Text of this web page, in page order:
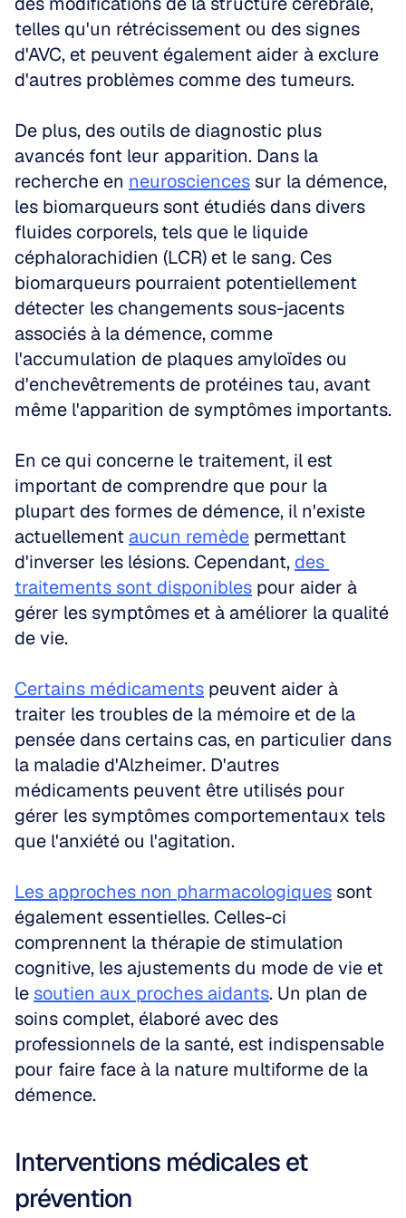
telles qu'un rétrécissement ou des signes
d'AVC, et peuvent également aider à exclure
d'autres problèmes comme des tumeurs.
De plus, des outils de diagnostic plus
avancés font leur apparition. Dans la
recherche en neurosciences sur la démence,
les biomarqueurs sont étudiés dans divers
fluides corporels, tels que le liquide
céphalorachidien (LCR) et le sang. Ces
biomarqueurs pourraient potentiellement
détecter les changements sous-jacents
associés à la démence, comme
l'accumulation de plaques amyloïdes ou
d'enchevêtrements de protéines tau, avant
même l'apparition de symptômes importants.
En ce qui concerne le traitement, il est
important de comprendre que pour la
plupart des formes de démence, il n'existe
actuellement aucun remède permettant
d'inverser les lésions. Cependant, des
traitements sont disponibles pour aider à
gérer les symptômes et à améliorer la qualité
de vie.
Certains médicaments peuvent aider à
traiter les troubles de la mémoire et de la
pensée dans certains cas, en particulier dans
la maladie d'Alzheimer. D'autres
médicaments peuvent être utilisés pour
gérer les symptômes comportementaux tels
que l'anxiété ou l'agitation.
Les approches non pharmacologiques sont
également essentielles. Celles-ci
comprennent la thérapie de stimulation
cognitive, les ajustements du mode de vie et
le soutien aux proches aidants. Un plan de
soins complet, élaboré avec des
professionnels de la santé, est indispensable
pour faire face à la nature multiforme de la
démence.
Interventions médicales et
prévention